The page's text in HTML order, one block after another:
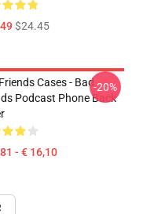
$24.45
Cases - Bad
Podcast Phone Back
- € 16,10
-20%